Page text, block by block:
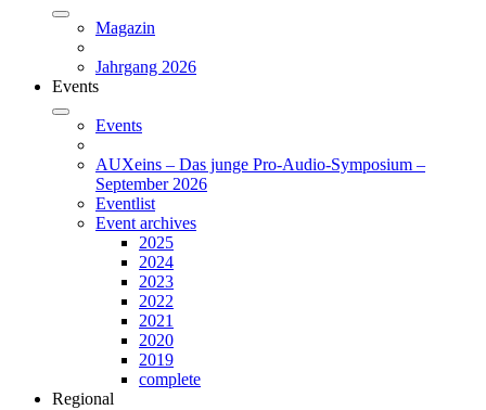
Magazin
Jahrgang 2026
Events
Events
AUXeins – Das junge Pro-Audio-Symposium –
September 2026
Eventlist
Event archives
2025
2024
2023
2022
2021
2020
2019
complete
Regional